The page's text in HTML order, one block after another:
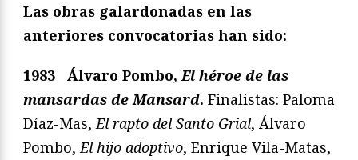
Las obras galardonadas en las
anteriores convocatorias han sido:
1983 Álvaro Pombo, El héroe de las
mansardas de Mansard. Finalistas: Paloma
Díaz-Mas, El rapto del Santo Grial, Álvaro
Pombo, El hijo adoptivo, Enrique Vila-Matas,